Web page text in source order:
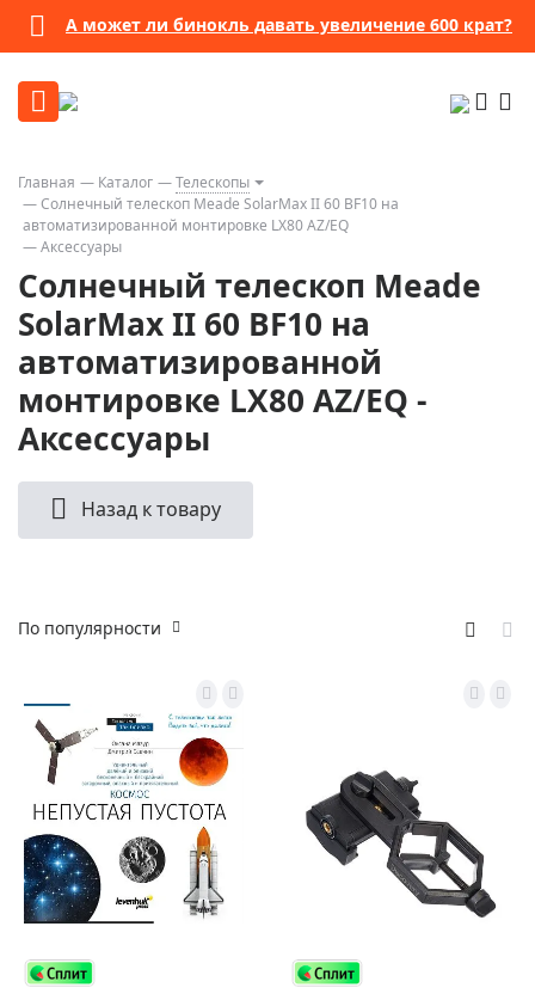
А может ли бинокль давать увеличение 600 крат?
Главная Каталог
Телескопы
Солнечный телескоп Meade SolarMax II 60 BF10 на
автоматизированной монтировке LX80 AZ/EQ
Аксессуары
Солнечный телескоп Meade
SolarMax II 60 BF10 на
автоматизированной
монтировке LX80 AZ/EQ -
Аксессуары
Назад к товару
По популярности